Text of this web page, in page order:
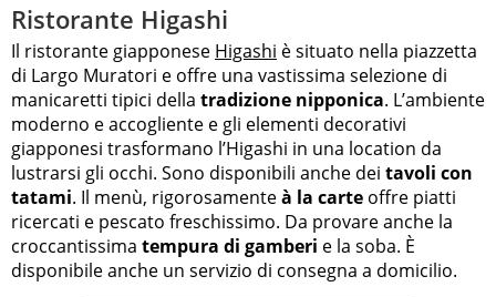
Ristorante Higashi
Il ristorante giapponese Higashi è situato nella piazzetta
di Largo Muratori e offre una vastissima selezione di
manicaretti tipici della tradizione nipponica. L’ambiente
moderno e accogliente e gli elementi decorativi
giapponesi trasformano l’Higashi in una location da
lustrarsi gli occhi. Sono disponibili anche dei tavoli con
tatami. Il menù, rigorosamenteà la carte offre piatti
ricercati e pescato freschissimo. Da provare anche la
croccantissima tempura di gamberi e la soba. È
disponibile anche un servizio di consegna a domicilio.